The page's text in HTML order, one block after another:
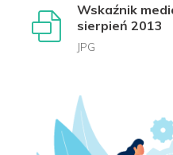
Wskaźnik
sierpień 2013
JPG